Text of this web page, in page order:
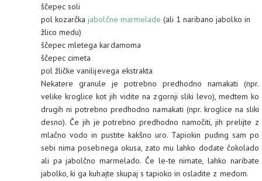
ščepec soli
pol kozarčka jabolčne marmelade (ali 1 naribano jabolko in
žlico medu)
ščepec mletega kardamoma
ščepec cimeta
pol žličke vanilijevega ekstrakta
Nekatere granule je potrebno predhodno namakati (npr.
velike kroglice kot jih vidite na zgornji sliki levo), medtem ko
drugih ni potrebno predhodno namakati (npr. kroglice na sliki
desno). Če jih je potrebno predhodno namočiti, jih prelijte z
mlačno vodo in pustite kakšno uro. Tapiokin puding sam po
sebi nima posebnega okusa, zato mu lahko dodate čokolado
ali pa jabolčno marmelado. Če le-te nimate, lahko naribate
jabolko, ki ga kuhajte skupaj s tapioko in osladite z medom.